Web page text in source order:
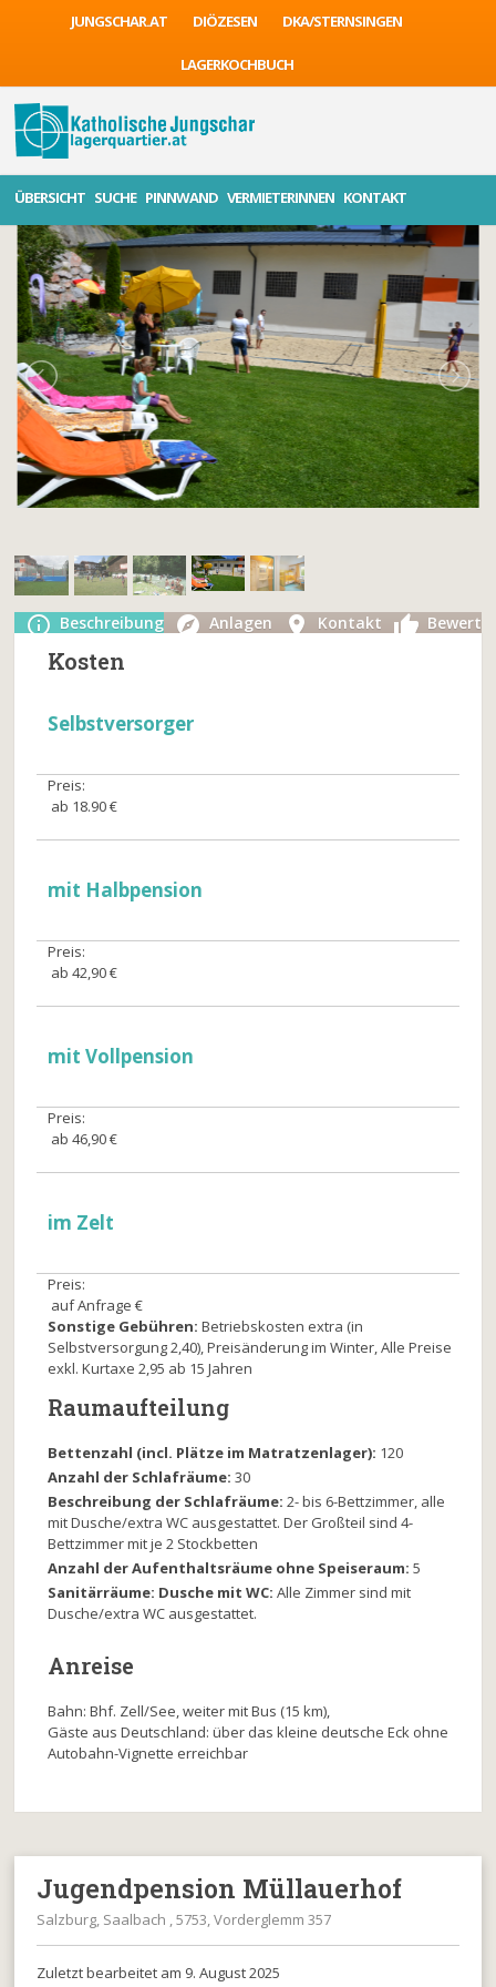
JUNGSCHAR.AT DIÖZESEN DKA/STERNSINGEN
LAGERKOCHBUCH
ÜBERSICHT SUCHE PINNWAND VERMIETERINNEN KONTAKT
Beschreibung Anlagen Kontakt
Kosten
Selbstversorger
Preis:
ab 18.90 €
mit Halbpension
Preis:
ab 42,90 €
mit Vollpension
Preis:
ab 46,90 €
im Zelt
Preis:
auf Anfrage €
Sonstige Gebühren:Betriebskosten extra (in
Selbstversorgung 2,40), Preisänderung im Winter, Alle Preise
exkl. Kurtaxe 2,95 ab 15 Jahren
Raumaufteilung
Bettenzahl (incl. Plätze im Matratzenlager): 120
Anzahl der Schlafräume:30
Beschreibung der Schlafräume:2- bis 6-Bettzimmer, alle
mit Dusche/extra WC ausgestattet. Der Großteil sind 4-
Bettzimmer mit je 2 Stockbetten
Anzahl der Aufenthaltsräume ohne Speiseraum:5
Sanitärräume: Dusche mit WC:Alle Zimmer sind mit
Dusche/extra WC ausgestattet.
Anreise
Bahn: Bhf. Zell/See, weiter mit Bus (15 km),
Gäste aus Deutschland: über das kleine deutsche Eck ohne
Autobahn-Vignette erreichbar
Jugendpension Müllauerhof
Salzburg, Saalbach , 5753, Vorderglemm 357
Zuletzt bearbeitet am 9. August 2025